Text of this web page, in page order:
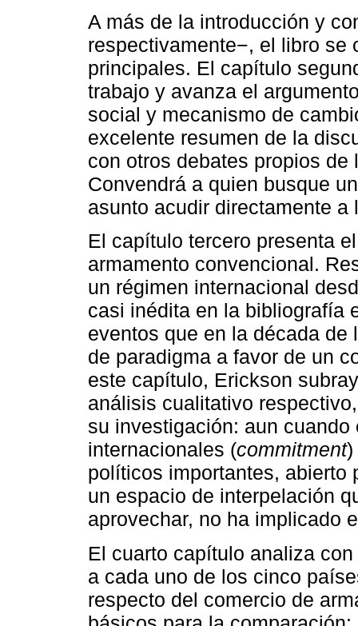
A más de la introducción y
respectivamente−, el libro se
principales. El capítulo
trabajo y avanza el
social y mecanismo de
excelente resumen de la
con otros debates propios
Convendrá a quien busque
asunto acudir directamente
El capítulo tercero presenta
armamento convencional.
un régimen internacional
casi inédita en la bibliografía
eventos que en la década
de paradigma a favor de un
este capítulo, Erickson
análisis cualitativo
su investigación: aun
internacionales (commitment)
políticos importantes, abierto
un espacio de interpelación
aprovechar, no ha implicado
El cuarto capítulo analiza
a cada uno de los cinco
respecto del comercio de